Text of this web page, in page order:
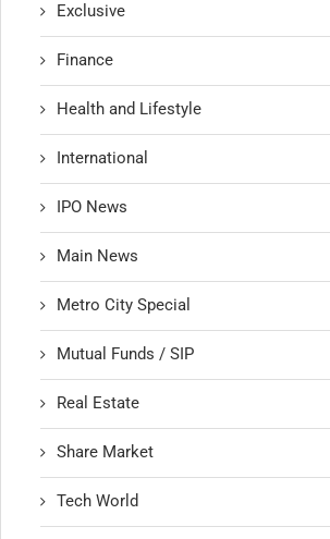
Exclusive
Finance
Health and Lifestyle
International
IPO News
Main News
Metro City Special
Mutual Funds / SIP
Real Estate
Share Market
Tech World